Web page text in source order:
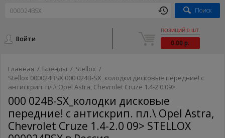
Поиск
Войти
ПОЗИЦИЙ 0 ШТ.
0.00 р.
Главная / Бренды / Stellox /
Stellox 000024BSX 000 024B-SX_колодки дисковые передние! с
антискрип. пл.\ Opel Astra, Chevrolet Cruze 1.4-2.0 09>
000 024B-SX_колодки дисковые
передние! с антискрип. пл.\ Opel Astra,
Chevrolet Cruze 1.4-2.0 09> STELLOX